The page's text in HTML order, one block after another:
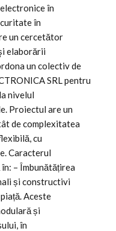
în
în
un cercetător
elaborării
un colectiv de
SRL pentru
nivelul
Proiectul are un
de complexitatea
cu
Caracterul
– Îmbunătățirea
și constructivi
Aceste
și
în